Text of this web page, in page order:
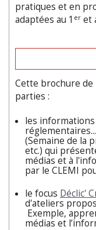
pratiques et en
adaptées au 1 er et
Cette brochure de
parties :
les
(Semaine de la
etc.) qui
médias et à
par le CLEMI
le focus Déclic'
d'ateliers
Exemple,
médias et